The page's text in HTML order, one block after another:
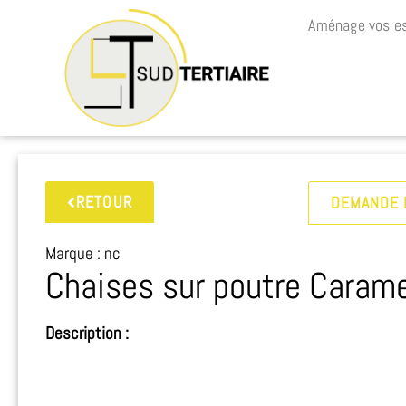
Aménage vos
RETOUR DEMANDE
Marque : nc
Chaises sur poutre
Description :